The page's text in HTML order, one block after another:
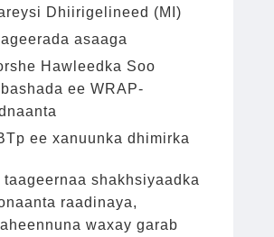
Dhiirigelineed (MI)
asaaga
Hawleedka Soo
ee WRAP-
ee xanuunka dhimirka
taageernaa shakhsiyaadka
raadinaya,
waxay garab